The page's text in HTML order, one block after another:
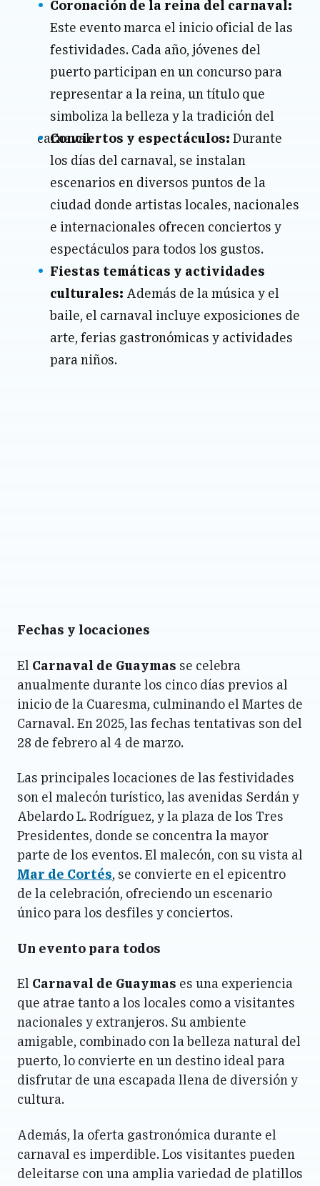
Coronación de la reina del carnaval:
Este evento marca el inicio oficial de las
festividades. Cada año, jóvenes del
puerto participan en un concurso para
representar a la reina, un título que
simboliza la belleza y la tradición del
carnaval.
Conciertos y espectáculos: Durante
los días del carnaval, se instalan
escenarios en diversos puntos de la
ciudad donde artistas locales, nacionales
e internacionales ofrecen conciertos y
espectáculos para todos los gustos.
Fiestas temáticas y actividades
culturales: Además de la música y el
baile, el carnaval incluye exposiciones de
arte, ferias gastronómicas y actividades
para niños.
Fechas y locaciones
El Carnaval de Guaymas se celebra
anualmente durante los cinco días previos al
inicio de la Cuaresma, culminando el Martes de
Carnaval. En 2025, las fechas tentativas son del
28 de febrero al 4 de marzo.
Las principales locaciones de las festividades
son el malecón turístico, las avenidas Serdán y
Abelardo L. Rodríguez, y la plaza de los Tres
Presidentes, donde se concentra la mayor
parte de los eventos. El malecón, con su vista al
Mar de Cortés, se convierte en el epicentro
de la celebración, ofreciendo un escenario
único para los desfiles y conciertos.
Un evento para todos
El Carnaval de Guaymas es una experiencia
que atrae tanto a los locales como a visitantes
nacionales y extranjeros. Su ambiente
amigable, combinado con la belleza natural del
puerto, lo convierte en un destino ideal para
disfrutar de una escapada llena de diversión y
cultura.
Además, la oferta gastronómica durante el
carnaval es imperdible. Los visitantes pueden
deleitarse con una amplia variedad de platillos